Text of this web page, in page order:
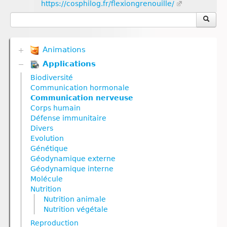
https://cosphilog.fr/flexiongrenouille/
Animations
Biodiversité
Communication hormonale
Communication nerveuse
Corps humain
Défense immunitaire
Divers
Génétique
Géodynamique externe
Géodynamique interne
Nutrition
Nutrition animale
Nutrition végétale
Reproduction
Reproduction animale
Reproduction végétale
Ressources naturelles et pollution
Applications
Biodiversité
Communication hormonale
Communication nerveuse
Corps humain
Défense immunitaire
Divers
Evolution
Génétique
Géodynamique externe
Géodynamique interne
Molécule
Nutrition
Nutrition animale
Nutrition végétale
Reproduction